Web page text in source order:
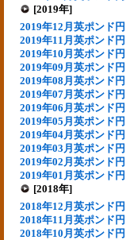
[2019年]
2019年12月英ポンド円
2019年11月英ポンド円
2019年10月英ポンド円
2019年09月英ポンド円
2019年08月英ポンド円
2019年07月英ポンド円
2019年06月英ポンド円
2019年05月英ポンド円
2019年04月英ポンド円
2019年03月英ポンド円
2019年02月英ポンド円
2019年01月英ポンド円
[2018年]
2018年12月英ポンド円
2018年11月英ポンド円
2018年10月英ポンド円